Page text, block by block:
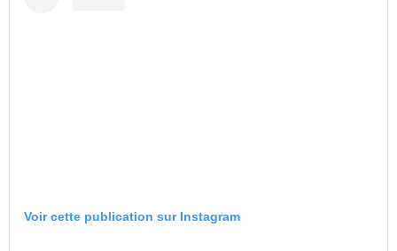
Voir cette publication sur Instagram